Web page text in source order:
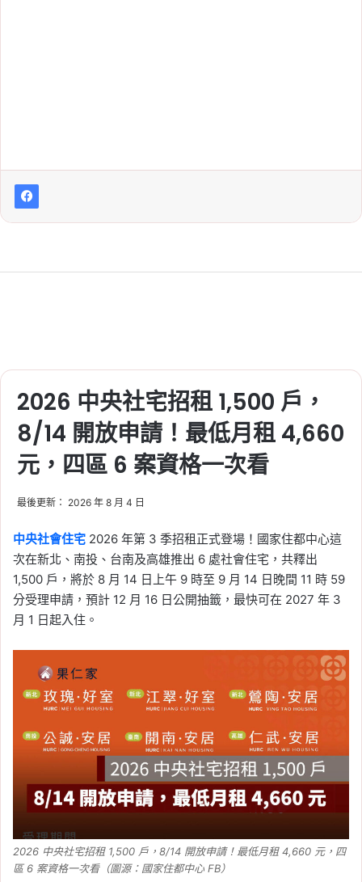
2026 中央社宅招租 1,500 戶，
8/14 開放申請！最低月租 4,660
元，四區 6 案資格一次看
最後更新： 2026 年 8 月 4 日
中央社會住宅 2026 年第 3 季招租正式登場！國家住都中心這
次在新北、南投、台南及高雄推出 6 處社會住宅，共釋出
1,500 戶，將於 8 月 14 日上午 9 時至 9 月 14 日晚間 11 時 59
分受理申請，預計 12 月 16 日公開抽籤，最快可在 2027 年 3
月 1 日起入住。
2026 中央社宅招租 1,500 戶，8/14 開放申請！最低月租 4,660 元，四
區 6 案資格一次看（圖源：國家住都中心 FB）